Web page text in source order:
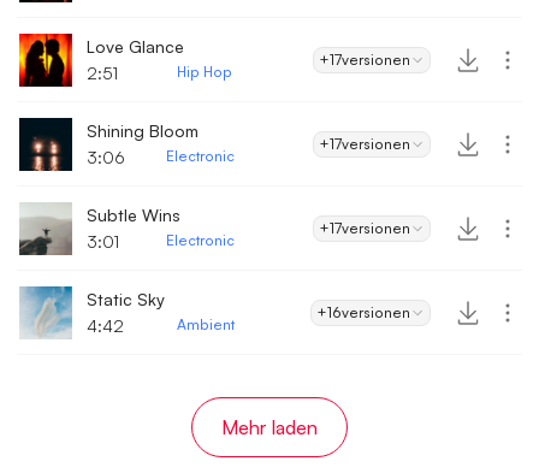
Love Glance
2:51
Hip Hop
+17versionen
Shining Bloom
3:06
Electronic
+17versionen
Subtle Wins
3:01
Electronic
+17versionen
Static Sky
4:42
Ambient
+16versionen
Mehr laden